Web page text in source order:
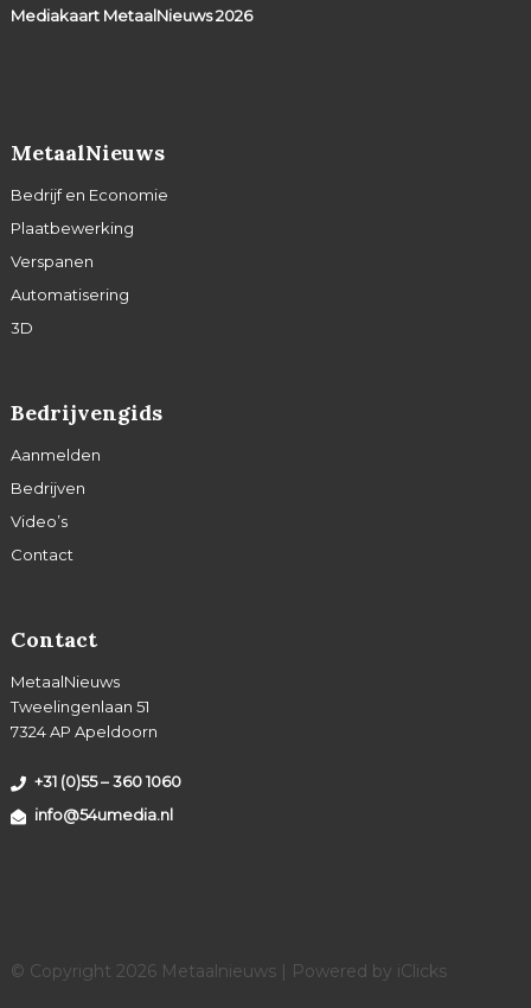
Mediakaart MetaalNieuws2026
MetaalNieuws
Bedrijf en Economie
Plaatbewerking
Verspanen
Automatisering
3D
Bedrijvengids
Aanmelden
Bedrijven
Video’s
Contact
Contact
MetaalNieuws
Tweelingenlaan 51
7324 AP Apeldoorn
+31 (0)55 – 360 1060
info@54umedia.nl
© Copyright 2026 Metaalnieuws | Powered by iClicks